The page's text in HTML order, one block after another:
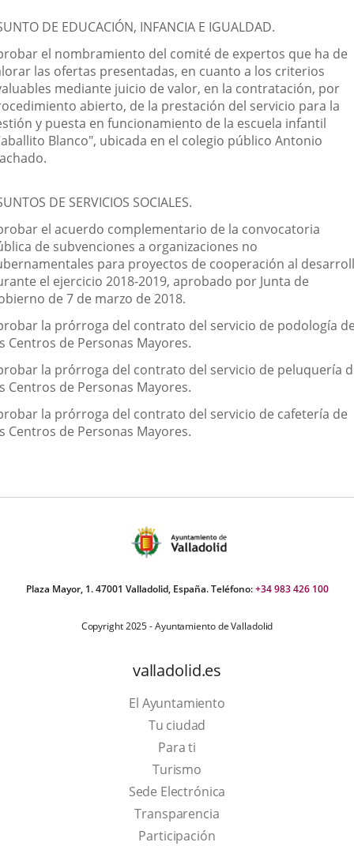
DE EDUCACIÓN, INFANCIA E IGUALDAD.
el nombramiento del comité de expertos que ha de
las ofertas presentadas, en cuanto a los criterios
mediante juicio de valor, en la contratación, por
abierto, de la prestación del servicio para la
y puesta en funcionamiento de la escuela infantil
Blanco", ubicada en el colegio público Antonio
DE SERVICIOS SOCIALES.
el acuerdo complementario de la convocatoria
de subvenciones a organizaciones no
para proyectos de cooperación al
el ejercicio 2018-2019, aprobado por Junta de
de 7 de marzo de 2018.
la prórroga del contrato del servicio de podología
Centros de Personas Mayores.
la prórroga del contrato del servicio de peluquería
Centros de Personas Mayores.
la prórroga del contrato del servicio de cafetería de
Centros de Personas Mayores.
Plaza Mayor, 1. 47001 Valladolid, España. Teléfono:+34 983 426 100
Copyright 2025 - Ayuntamiento de Valladolid
valladolid.es
El Ayuntamiento
Tu ciudad
Para ti
TurismoThis
link
will
open
Sede Electrónica
Transparencia
Participación